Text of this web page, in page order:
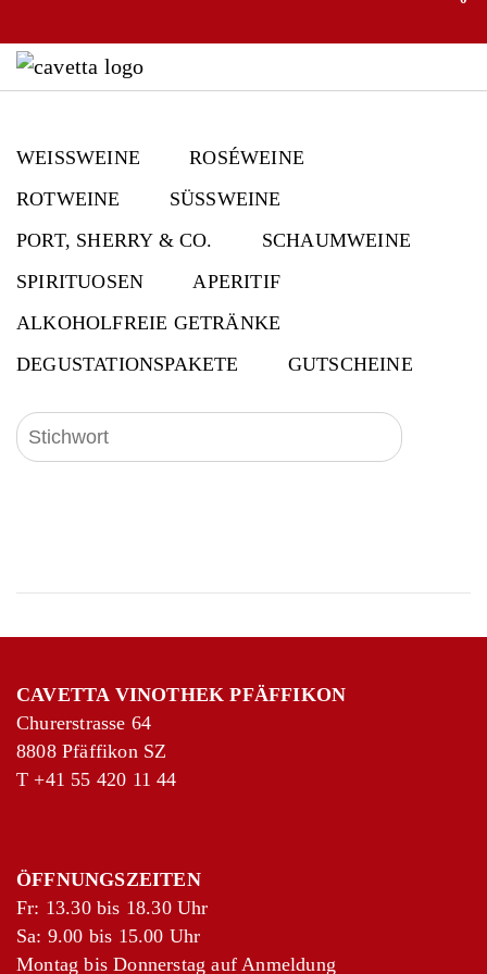
WEISSWEINE
ROSÉWEINE
ROTWEINE
SÜSSWEINE
PORT, SHERRY & CO.
SCHAUMWEINE
SPIRITUOSEN
APERITIF
ALKOHOLFREIE GETRÄNKE
DEGUSTATIONSPAKETE
GUTSCHEINE
OPHIUSA 2019
Vi de la terra de Formentera
SPANIEN FORMENTERA BALEAREN
Vi de la terra de Formentera
CAVETTA VINOTHEK PFÄFFIKON
Churerstrasse 64
8808 Pfäffikon SZ
T +41 55 420 11 44
ÖFFNUNGSZEITEN
Fr: 13.30 bis 18.30 Uhr
Sa: 9.00 bis 15.00 Uhr
Montag bis Donnerstag auf Anmeldung